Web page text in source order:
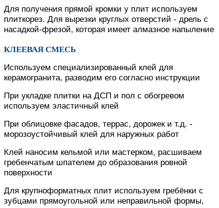
Для получения прямой кромки у плит используем
плиткорез. Для вырезки круглых отверстий - дрель с
насадкой-фрезой, которая имеет алмазное напыление
КЛЕЕВАЯ СМЕСЬ
Используем специализированный клей для
керамогранита, разводим его согласно инструкции
При укладке плитки на ДСП и пол с обогревом
используем эластичный клей
При облицовке фасадов, террас, дорожек и т.д. -
морозоустойчивый клей для наружных работ
Клей наносим кельмой или мастерком, расшиваем
гребенчатым шпателем до образования ровной
поверхности
Для крупноформатных плит используем гребёнки с
зубцами прямоугольной или неправильной формы,